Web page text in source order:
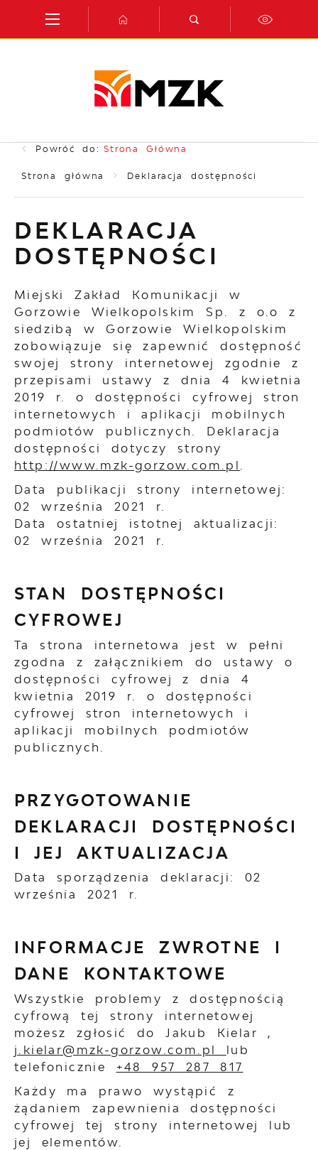
Przejdź do menu.
Przejdź do wyszukiwarki.
Przejdź do treści.
Przejdź do ustawień wielkości czcionki.
Włącz wersję kontrastową strony.
Powróć do: Strona Główna
Strona główna Deklaracja dostępności
DEKLARACJA
DOSTĘPNOŚCI
Miejski Zakład Komunikacji w
Gorzowie Wielkopolskim Sp. z o.o z
siedzibą w Gorzowie Wielkopolskim
zobowiązuje się zapewnić dostępność
swojej strony internetowej
zgodnie z
przepisami ustawy z dnia 4 kwietnia
2019 r. o dostępności cyfrowej stron
internetowych i aplikacji mobilnych
podmiotów publicznych. Deklaracja
dostępności dotyczy strony
http://www.mzk-gorzow.com.pl .
Data publikacji strony internetowej:
02 września 2021 r.
Data ostatniej istotnej aktualizacji:
02 września 2021 r.
STAN DOSTĘPNOŚCI
CYFROWEJ
Ta strona internetowa jest w pełni
zgodna z załącznikiem do ustawy o
dostępności cyfrowej z dnia 4
kwietnia 2019 r. o dostępności
cyfrowej stron internetowych i
aplikacji mobilnych podmiotów
publicznych.
PRZYGOTOWANIE
DEKLARACJI DOSTĘPNOŚCI
I JEJ AKTUALIZACJA
Data sporządzenia deklaracji: 02
września 2021 r.
INFORMACJE ZWROTNE I
DANE KONTAKTOWE
Wszystkie problemy z dostępnością
cyfrową tej strony internetowej
możesz zgłosić doJakub Kielar ,
j.kielar@mzk-gorzow.com.pl lub
telefonicznie +48 957 287 817
Każdy ma prawo wystąpić z
żądaniem zapewnienia dostępności
cyfrowej tej strony internetowej lub
jej elementów.